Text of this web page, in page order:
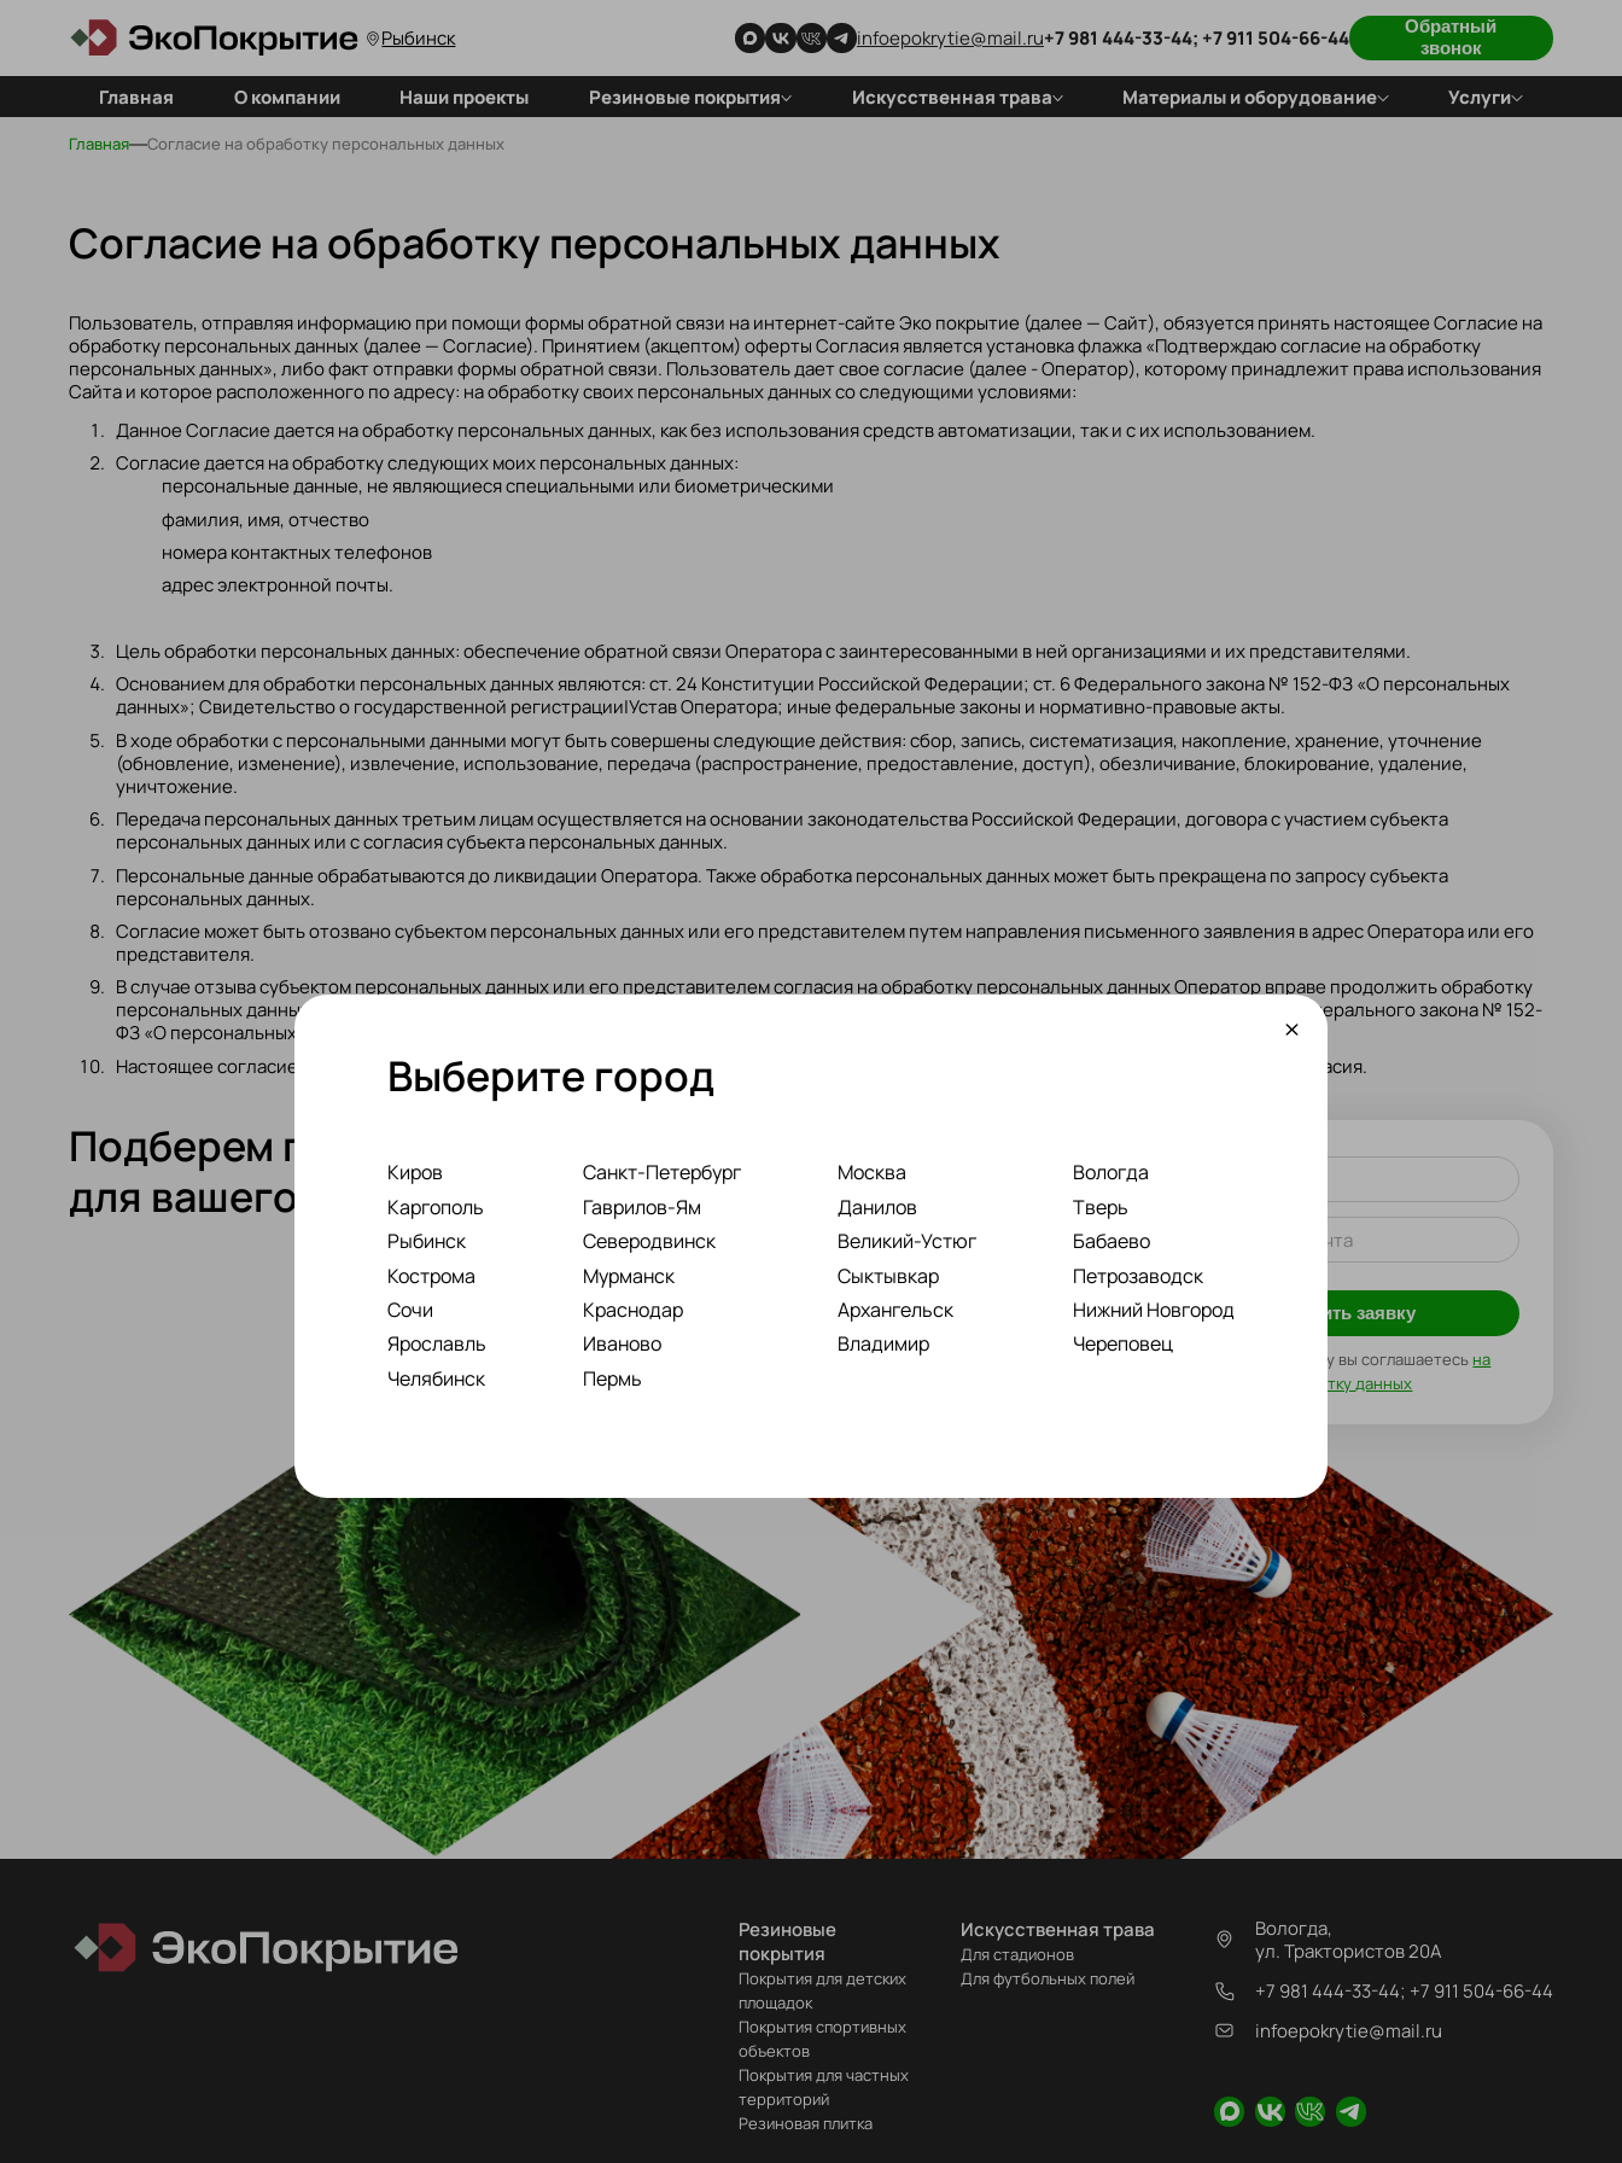
Рыбинск infoepokrytie@mail.ru+7 981 444-33-44; +7 911 504-66-44
Обратный
звонок
Главная О компании Наши проекты Резиновые покрытия
Покрытия для частных
территорий
Искусственная трава Материалы и оборудование Услуги
Главная Согласие на обработку персональных данных
Согласие на обработку персональных данных
Пользователь, отправляя информацию при помощи формы обратной связи на интернет-сайте Эко покрытие (далее —Сайт), обязуется принять настоящее Согласие на
обработку персональных данных (далее — Согласие). Принятием (акцептом) оферты Согласия является установка флажка «Подтверждаю согласие на обработку
персональных данных», либо факт отправки формы обратной связи. Пользователь дает свое согласие (далее - Оператор), которому принадлежит права использования
Сайта и которое расположенного по адресу: на обработку своих персональных данных со следующими условиями:
Данное Согласие дается на обработку персональных данных, как без использования средств автоматизации, так и с их использованием.
Согласие дается на обработку следующих моих персональных данных:
персональные данные, не являющиеся специальными или биометрическими
фамилия, имя, отчество
номера контактных телефонов
адрес электронной почты.
Цель обработки персональных данных: обеспечение обратной связи Оператора с заинтересованными в ней организациями и их представителями.
Основанием для обработки персональных данных являются: ст. 24 Конституции Российской Федерации; ст. 6 Федерального закона № 152-ФЗ «О персональных
данных»; Свидетельство о государственной регистрации|Устав Оператора; иные федеральные законы и нормативно-правовые акты.
В ходе обработки с персональными данными могут быть совершены следующие действия: сбор, запись, систематизация, накопление, хранение, уточнение
(обновление, изменение), извлечение, использование, передача (распространение, предоставление, доступ), обезличивание, блокирование, удаление,
уничтожение.
Передача персональных данных третьим лицам осуществляется на основании законодательства Российской Федерации, договора с участием субъекта
персональных данных или с согласия субъекта персональных данных.
Персональные данные обрабатываются до ликвидации Оператора. Также обработка персональных данных может быть прекращена по запросу субъекта
персональных данных.
Согласие может быть отозвано субъектом персональных данных или его представителем путем направления письменного заявления в адрес Оператора или его
представителя.
В случае отзыва субъектом персональных данных или его представителем согласия на обработку персональных данных Оператор вправе продолжить обработку
персональных данных без согласия субъекта персональных данных при наличии оснований, указанных в пунктах 2–11 части 1 статьи 6 Федерального закона № 152-
ФЗ «О персональных данных» от 27.07.2006 г.
Настоящее согласие действует все время до момента прекращения обработки персональных данных, указанных в п. 8 и п. 9 данного Согласия.
Подберем покрытие
для вашего проекта!
Телефон или почта
Оставить заявку
Нажимая на кнопку вы соглашаетесь на
обработку данных
Резиновые
покрытия
Покрытия для детских
площадок
Покрытия спортивных
объектов
Покрытия для частных
территорий
Резиновая плитка
Искусственная трава
Для стадионов
Для футбольных полей
Вологда,
ул. Трактористов 20А
+7 981 444-33-44; +7 911 504-66-44
infoepokrytie@mail.ru
Выберите город
Киров Санкт-Петербург Москва
Вологда
Каргополь
Гаврилов-Ям Данилов
Тверь
Рыбинск
Северодвинск Великий-Устюг
Бабаево
Кострома
Мурманск Сыктывкар
Петрозаводск
Сочи
Краснодар Архангельск
Нижний Новгород
Ярославль
Иваново Владимир
Череповец
Челябинск
Пермь